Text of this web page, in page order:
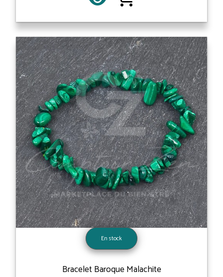
En stock
Bracelet Baroque Malachite